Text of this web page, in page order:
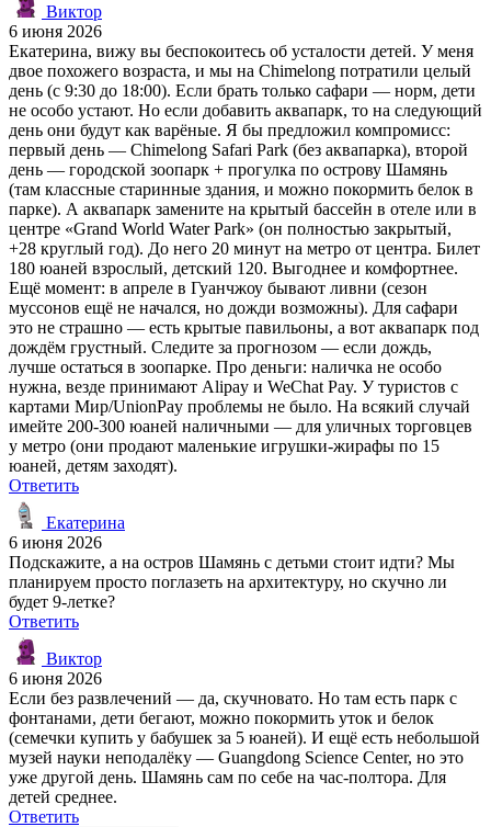
Виктор
6 июня 2026
Екатерина, вижу вы беспокоитесь об усталости детей. У меня
двое похожего возраста, и мы на Chimelong потратили целый
день (с 9:30 до 18:00). Если брать только сафари — норм, дети
не особо устают. Но если добавить аквапарк, то на следующий
день они будут как варёные. Я бы предложил компромисс:
первый день — Chimelong Safari Park (без аквапарка), второй
день — городской зоопарк + прогулка по острову Шамянь
(там классные старинные здания, и можно покормить белок в
парке). А аквапарк замените на крытый бассейн в отеле или в
центре «Grand World Water Park» (он полностью закрытый,
+28 круглый год). До него 20 минут на метро от центра. Билет
180 юаней взрослый, детский 120. Выгоднее и комфортнее.
Ещё момент: в апреле в Гуанчжоу бывают ливни (сезон
муссонов ещё не начался, но дожди возможны). Для сафари
это не страшно — есть крытые павильоны, а вот аквапарк под
дождём грустный. Следите за прогнозом — если дождь,
лучше остаться в зоопарке. Про деньги: наличка не особо
нужна, везде принимают Alipay и WeChat Pay. У туристов с
картами Мир/UnionPay проблемы не было. На всякий случай
имейте 200-300 юаней наличными — для уличных торговцев
у метро (они продают маленькие игрушки-жирафы по 15
юаней, детям заходят).
Ответить
Екатерина
6 июня 2026
Подскажите, а на остров Шамянь с детьми стоит идти? Мы
планируем просто поглазеть на архитектуру, но скучно ли
будет 9-летке?
Ответить
Виктор
6 июня 2026
Если без развлечений — да, скучновато. Но там есть парк с
фонтанами, дети бегают, можно покормить уток и белок
(семечки купить у бабушек за 5 юаней). И ещё есть небольшой
музей науки неподалёку — Guangdong Science Center, но это
уже другой день. Шамянь сам по себе на час-полтора. Для
детей среднее.
Ответить